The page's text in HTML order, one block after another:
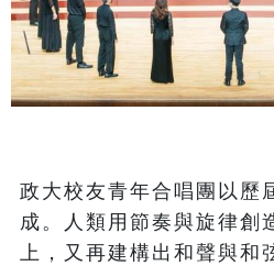
政大校友青年合唱團以歷
成。人類用節奏與旋律創
上，又再建構出和聲與和